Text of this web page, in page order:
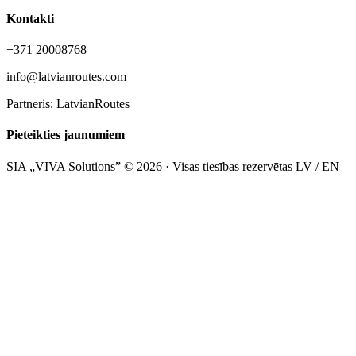
Kontakti
+371 20008768
info@latvianroutes.com
Partneris: LatvianRoutes
Pieteikties jaunumiem
SIA „VIVA Solutions” © 2026 · Visas tiesības rezervētas LV / EN